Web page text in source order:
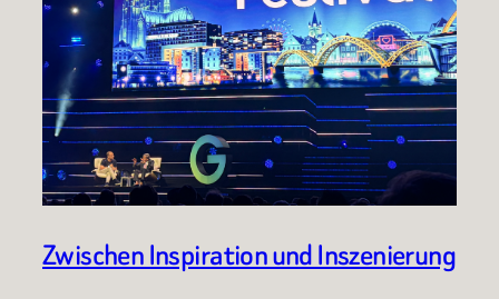
Zwischen Inspiration und Inszenierung